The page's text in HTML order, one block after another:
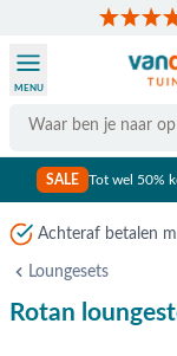
Search
MENU
SALE Tot wel 50%
Loungesets
Rotan